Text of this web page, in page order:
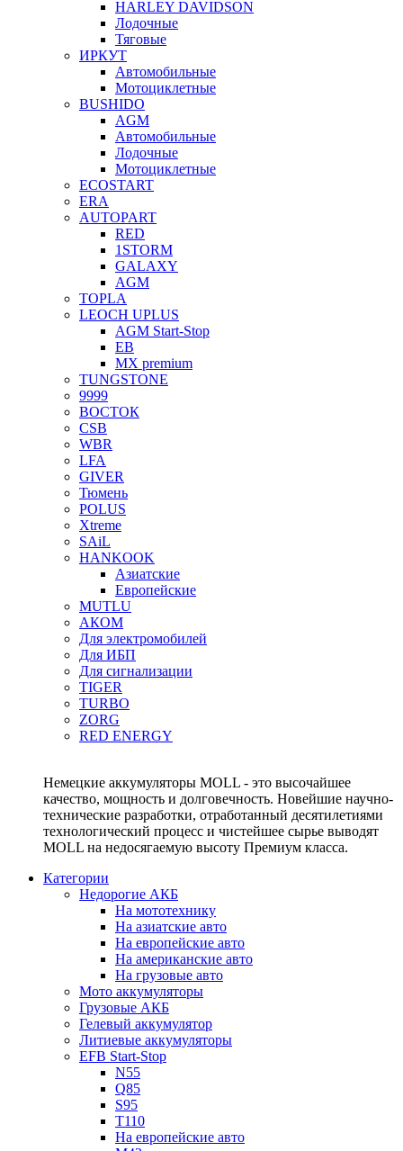
HARLEY DAVIDSON
Лодочные
Тяговые
ИРКУТ
Автомобильные
Мотоциклетные
BUSHIDO
AGM
Автомобильные
Лодочные
Мотоциклетные
ECOSTART
ERA
AUTOPART
RED
1STORM
GALAXY
AGM
TOPLA
LEOCH UPLUS
AGM Start-Stop
EB
MX premium
TUNGSTONE
9999
ВОСТОК
CSB
WBR
LFA
GIVER
Тюмень
POLUS
Xtreme
SAiL
HANKOOK
Азиатские
Европейские
MUTLU
АКОМ
Для электромобилей
Для ИБП
Для сигнализации
TIGER
TURBO
ZORG
RED ENERGY
Немецкие аккумуляторы MOLL - это высочайшее
качество, мощность и долговечность. Новейшие научно-
технические разработки, отработанный десятилетиями
технологический процесс и чистейшее сырье выводят
MOLL на недосягаемую высоту Премиум класса.
Категории
Недорогие АКБ
На мототехнику
На азиатские авто
На европейские авто
На американские авто
На грузовые авто
Мото аккумуляторы
Грузовые АКБ
Гелевый аккумулятор
Литиевые аккумуляторы
EFB Start-Stop
N55
Q85
S95
T110
На европейские авто